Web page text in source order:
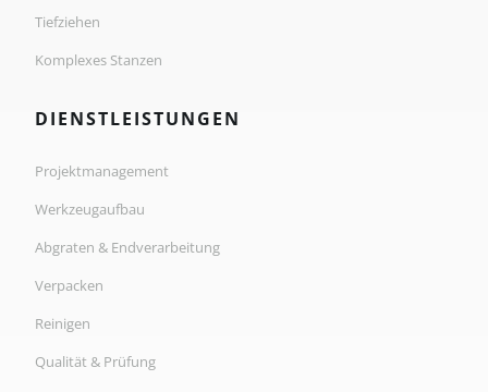
Tiefziehen
Komplexes Stanzen
DIENSTLEISTUNGEN
Projektmanagement
Werkzeugaufbau
Abgraten & Endverarbeitung
Verpacken
Reinigen
Qualität & Prüfung